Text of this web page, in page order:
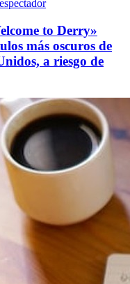
to Derry»
más oscuros de
a riesgo de